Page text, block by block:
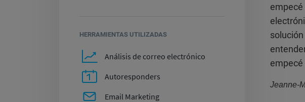
empecé
empecé
Jeanne-
HERRAMIENTAS UTILIZADAS
Análisis de correo electrónico
Autoresponders
Email Marketing